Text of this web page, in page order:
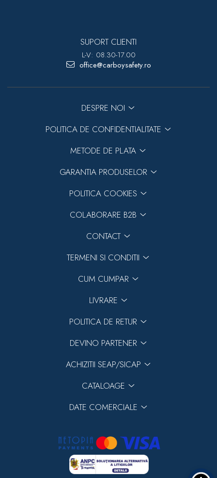
SUPORT CLIENTI
L-V: 08.30-17.00
office@carboysafety.ro
DESPRE NOI
POLITICA DE CONFIDENTIALITATE
METODE DE PLATA
GARANTIA PRODUSELOR
POLITICA COOKIES
COLABORARE B2B
CONTACT
TERMENI SI CONDITII
CUM CUMPAR
LIVRARE
POLITICA DE RETUR
DEVINO PARTENER
ACHIZITII SEAP/SICAP
CATALOAGE
DATE COMERCIALE